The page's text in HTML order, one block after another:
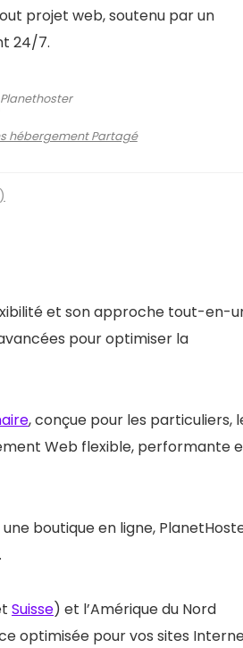
projet web, soutenu par un
24/7.
Planethoster
hébergement Partagé
et son approche tout-en-
pour optimiser la
, conçue pour les particuliers,
Web flexible, performante
boutique en ligne,
Suisse) et l’Amérique du Nord
optimisée pour vos sites